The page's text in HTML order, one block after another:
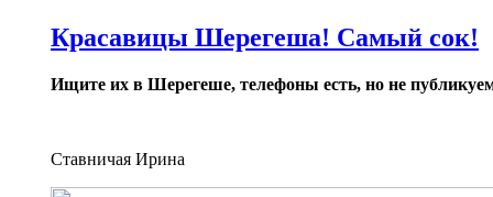
Красавицы Шерегеша! Самый сок!
Ищите их в Шерегеше, телефоны есть, но не
Ставничая Ирина